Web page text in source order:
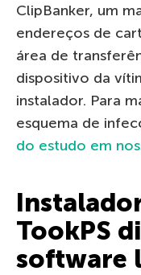
ClipBanker, um
endereços de
área de
dispositivo da
instalador. Para
esquema de
do estudo em
TookPS
software